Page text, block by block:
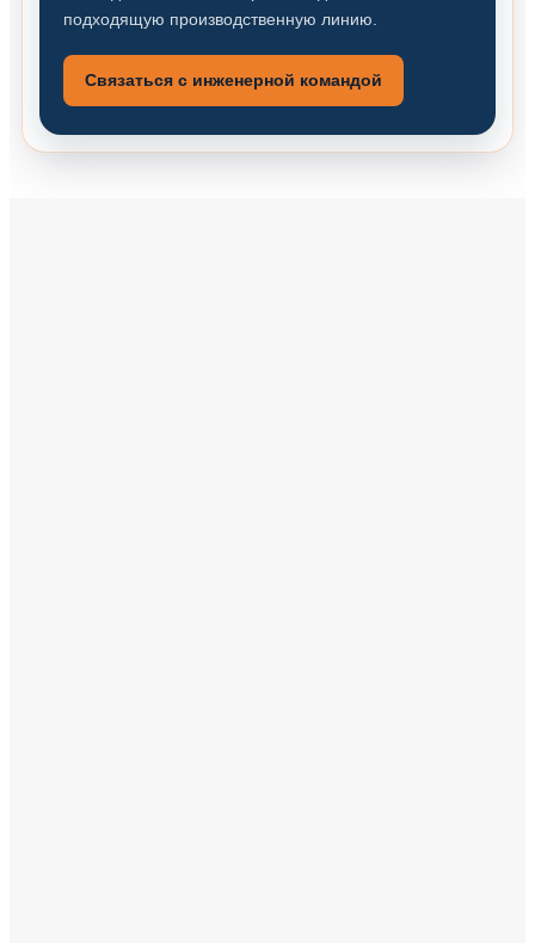
подходящую производственную линию.
Связаться с инженерной командой